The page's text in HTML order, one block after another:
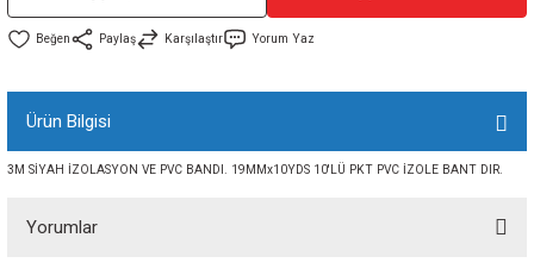
Paylaş Karşılaştır Yorum Yaz
Ürün Bilgisi
3M SİYAH İZOLASYON VE PVC BANDI. 19MMx10YDS 10'LÜ PKT PVC İZOLE BANT DIR.
Yorumlar